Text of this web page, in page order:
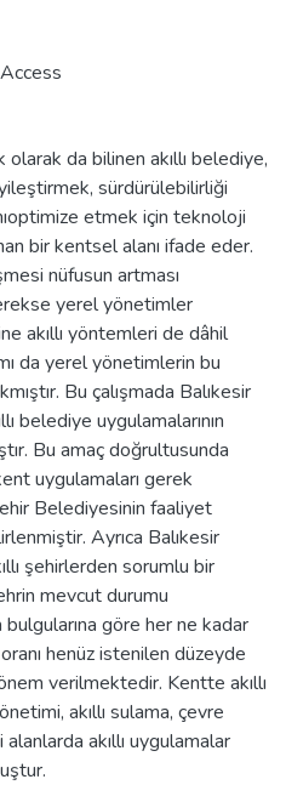
olarak da bilinen akıllı belediye,
sürdürülebilirliği
etmek için teknoloji
bir kentsel alanı ifade eder.
nüfusun artması
yerel yönetimler
akıllı yöntemleri de dâhil
da yerel yönetimlerin bu
Bu çalışmada Balıkesir
belediye uygulamalarının
Bu amaç doğrultusunda
uygulamaları gerek
Belediyesinin faaliyet
Ayrıca Balıkesir
şehirlerden sorumlu bir
mevcut durumu
göre her ne kadar
henüz istenilen düzeyde
verilmektedir. Kentte akıllı
akıllı sulama, çevre
akıllı uygulamalar